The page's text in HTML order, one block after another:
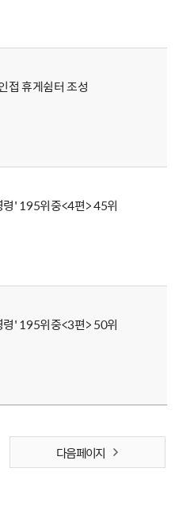
접 휴게쉼터 조성
' 195위중<4편> 45위
' 195위중<3편> 50위
다음 페이지